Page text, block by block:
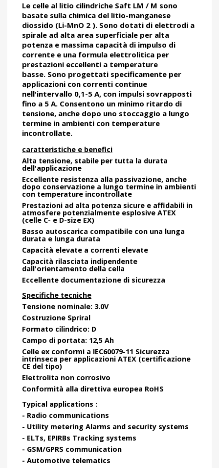
Le celle al litio cilindriche Saft LM / M sono
basate sulla chimica del litio-manganese
diossido (Li-MnO 2 ). Sono dotati di elettrodi a
spirale ad alta area superficiale per alta
potenza e massima capacità di impulso di
corrente e una formula elettrolitica per
prestazioni eccellenti a temperature
basse. Sono progettati specificamente per
applicazioni con correnti continue
nell'intervallo 0,1-5 A, con impulsi sovrapposti
fino a 5 A. Consentono un minimo ritardo di
tensione, anche dopo uno stoccaggio a lungo
termine in ambienti con temperature
incontrollate.
caratteristiche e benefici
Alta tensione, stabile per tutta la durata
dell'applicazione
Eccellente resistenza alla passivazione, anche
dopo conservazione a lungo termine in ambienti
con temperature incontrollate
Prestazioni ad alta potenza sicure e affidabili in
atmosfere potenzialmente esplosive ATEX
(celle C- e D-size EX)
Basso autoscarica compatibile con una lunga
durata e lunga durata
Capacità elevate a correnti elevate
Capacità rilasciata indipendente
dall'orientamento della cella
Eccellente documentazione di sicurezza
Specifiche tecniche
Tensione nominale: 3.0V
Costruzione Spriral
Formato cilindrico: D
Campo di portata: 12,5 Ah
Celle ex conformi a IEC60079-11 Sicurezza
intrinseca per applicazioni ATEX (certificazione
CE del tipo)
Elettrolita non corrosivo
Conformità alla direttiva europea RoHS
Typical applications :
- Radio communications
- Utility metering Alarms and security systems
- ELTs, EPIRBs Tracking systems
- GSM/GPRS communication
- Automotive telematics